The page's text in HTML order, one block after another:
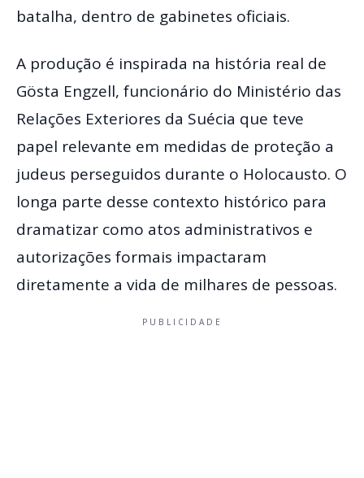
batalha, dentro de gabinetes oficiais.
A produção é inspirada na história real de
Gösta Engzell, funcionário do Ministério das
Relações Exteriores da Suécia que teve
papel relevante em medidas de proteção a
judeus perseguidos durante o Holocausto. O
longa parte desse contexto histórico para
dramatizar como atos administrativos e
autorizações formais impactaram
diretamente a vida de milhares de pessoas.
PUBLICIDADE